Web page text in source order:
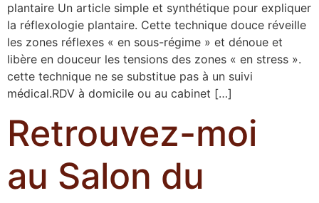
plantaire Un article simple et synthétique pour expliquer
la réflexologie plantaire. Cette technique douce réveille
les zones réflexes « en sous-régime » et dénoue et
libère en douceur les tensions des zones « en stress ».
cette technique ne se substitue pas à un suivi
médical.RDV à domicile ou au cabinet […]
Retrouvez-moi
au Salon du